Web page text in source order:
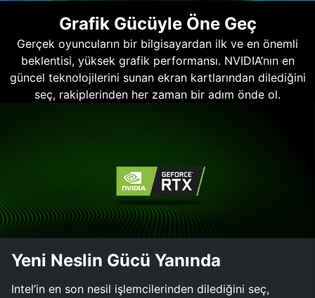
Grafik Gücüyle Öne Geç
Gerçek oyuncuların bir bilgisayardan ilk ve en önemli
beklentisi, yüksek grafik performansı. NVIDIA’nın en
güncel teknolojilerini sunan ekran kartlarından dilediğini
seç, rakiplerinden her zaman bir adım önde ol.
Yeni Neslin Gücü Yanında
Intel’in en son nesil işlemcilerinden dilediğini seç,